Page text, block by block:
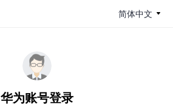
简体中文
华为账号登录